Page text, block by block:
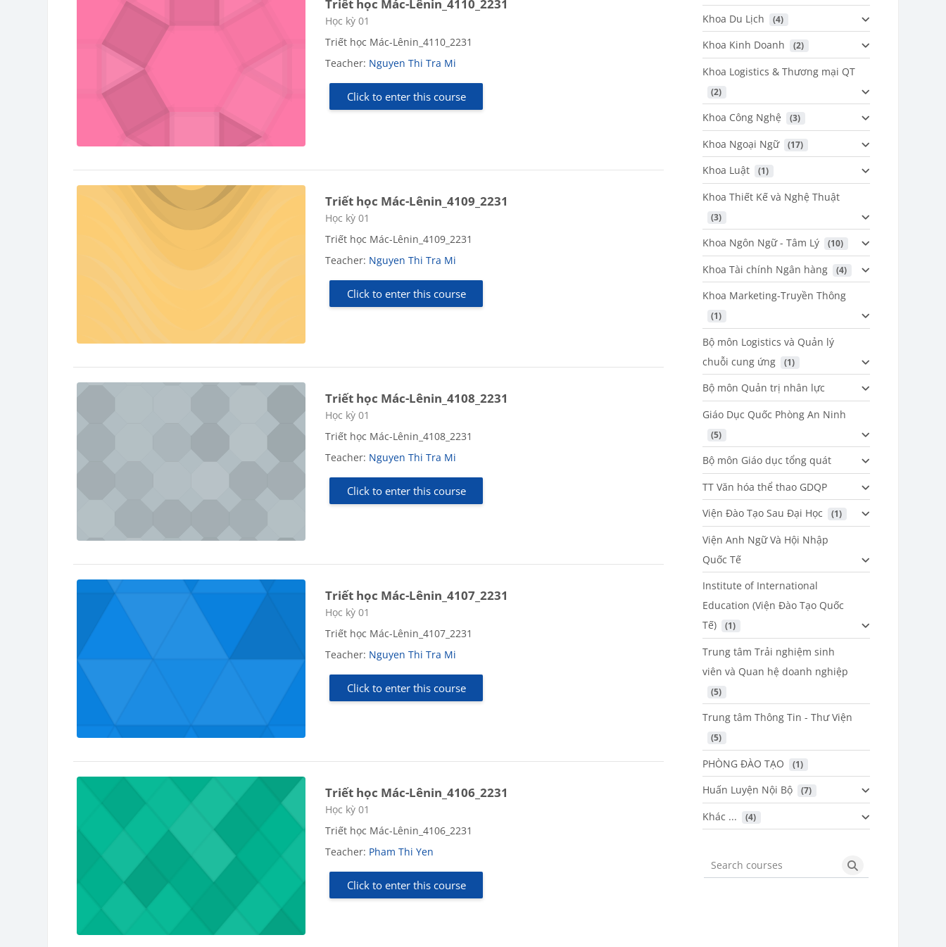
Triết học Mác-Lênin_4110_2231
Course category
Học kỳ 01
Triết học Mác-Lênin_4110_2231
Teacher: Nguyen Thi Tra Mi
Click to enter this course
Triết học Mác-Lênin_4109_2231
Course category
Học kỳ 01
Triết học Mác-Lênin_4109_2231
Teacher: Nguyen Thi Tra Mi
Click to enter this course
Triết học Mác-Lênin_4108_2231
Course category
Học kỳ 01
Triết học Mác-Lênin_4108_2231
Teacher: Nguyen Thi Tra Mi
Click to enter this course
Triết học Mác-Lênin_4107_2231
Course category
Học kỳ 01
Triết học Mác-Lênin_4107_2231
Teacher: Nguyen Thi Tra Mi
Click to enter this course
Triết học Mác-Lênin_4106_2231
Course category
Học kỳ 01
Triết học Mác-Lênin_4106_2231
Teacher: Pham Thi Yen
Click to enter this course
Khoa Du Lịch (4)
Khoa Kinh Doanh (2)
Khoa Logistics & Thương mại QT
(2)
Khoa Công Nghệ (3)
Khoa Ngoại Ngữ (17)
Khoa Luật (1)
Khoa Thiết Kế và Nghệ Thuật
(3)
Khoa Ngôn Ngữ - Tâm Lý (10)
Khoa Tài chính Ngân hàng (4)
Khoa Marketing-Truyền Thông
(1)
Bộ môn Logistics và Quản lý
chuỗi cung ứng
(1)
Bộ môn Quản trị nhân lực
Giáo Dục Quốc Phòng An Ninh
(5)
Bộ môn Giáo dục tổng quát
TT Văn hóa thể thao GDQP
Viện Đào Tạo Sau Đại Học
(1)
Viện Anh Ngữ Và Hội Nhập
Quốc Tế
Institute of International
Education (Viện Đào Tạo Quốc
Tế)
(1)
Trung tâm Trải nghiệm sinh
viên và Quan hệ doanh nghiệp
(5)
Trung tâm Thông Tin - Thư Viện
(5)
PHÒNG ĐÀO TẠO (1)
Huấn Luyện Nội Bộ (7)
Khác ... (4)
Search courses Search courses